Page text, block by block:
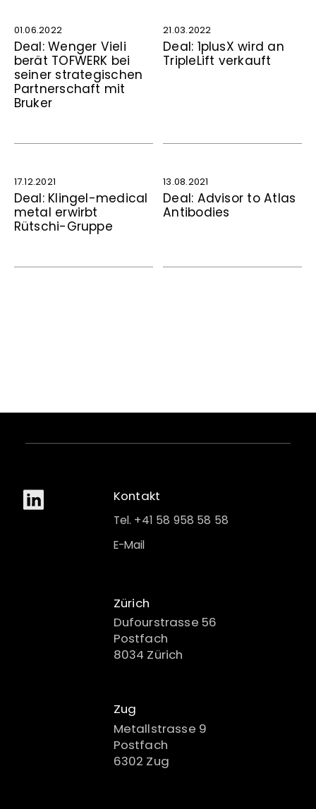
01.06.2022
Deal: Wenger Vieli
berät TOFWERK bei
seiner strategischen
Partnerschaft mit
Bruker
21.03.2022
Deal: 1plusX wird an
TripleLift verkauft
17.12.2021
Deal: Klingel-medical
metal erwirbt
Rütschi-Gruppe
13.08.2021
Deal: Advisor to Atlas
Antibodies
Kontakt
Tel. +41 58 958 58 58
E-Mail
Zürich
Dufourstrasse 56
Postfach
8034 Zürich
Zug
Metallstrasse 9
Postfach
6302 Zug